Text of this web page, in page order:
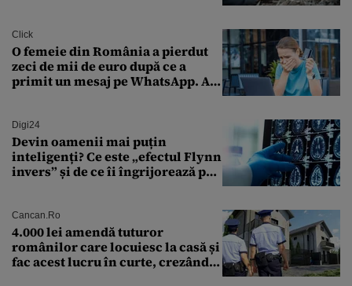
Click
O femeie din România a pierdut
zeci de mii de euro după ce a
primit un mesaj pe WhatsApp. A
Digi24
Devin oamenii mai puțin
inteligenți? Ce este „efectul Flynn
invers” și de ce îi îngrijorează pe
Cancan.ro
4.000 lei amendă tuturor
românilor care locuiesc la casă și
fac acest lucru în curte, crezând